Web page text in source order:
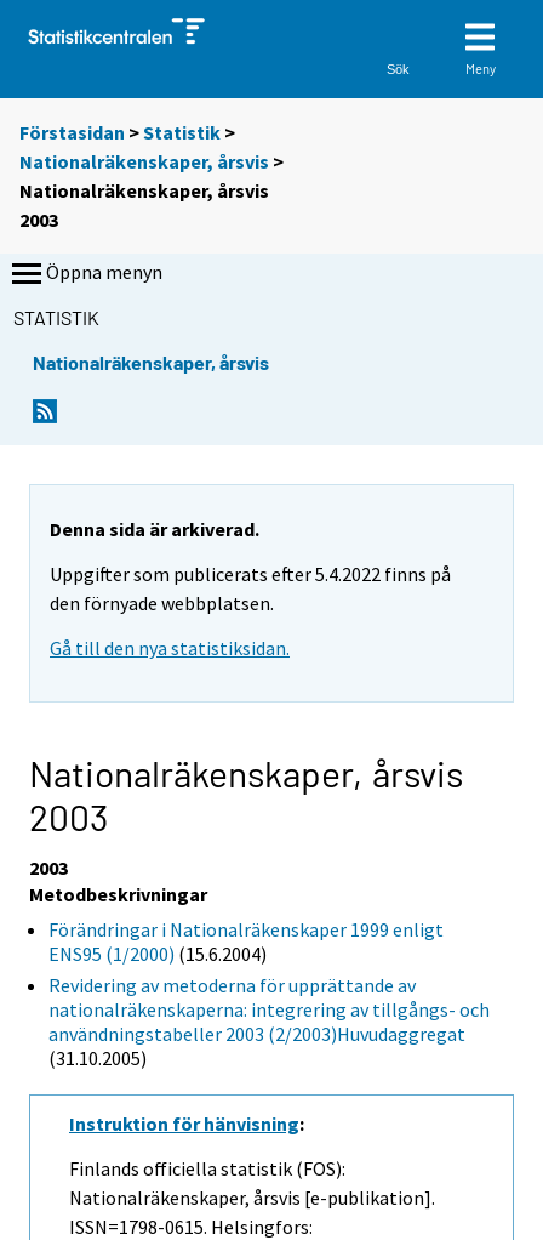
Sök Meny
Förstasidan >Statistik >
Nationalräkenskaper, årsvis >
Nationalräkenskaper, årsvis
2003
Öppna menyn
STATISTIK
Nationalräkenskaper, årsvis
Denna sida är arkiverad.
Uppgifter som publicerats efter 5.4.2022 finns på
den förnyade webbplatsen.
Gå till den nya statistiksidan.
Nationalräkenskaper, årsvis
2003
2003
Metodbeskrivningar
Förändringar i Nationalräkenskaper 1999 enligt
ENS95 (1/2000) (15.6.2004)
Revidering av metoderna för upprättande av
nationalräkenskaperna: integrering av tillgångs- och
användningstabeller 2003 (2/2003)Huvudaggregat
(31.10.2005)
Instruktion för hänvisning:
Finlands officiella statistik (FOS):
Nationalräkenskaper, årsvis [e-publikation].
ISSN=1798-0615. Helsingfors: